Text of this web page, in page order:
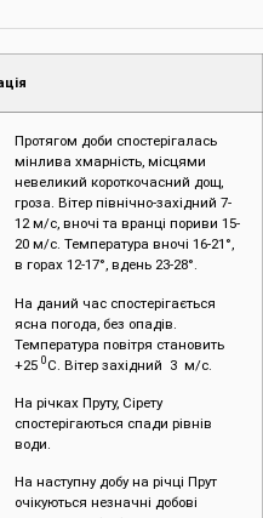
Протягом доби спостерігалась
мінлива хмарність, місцями
невеликий короткочасний дощ,
гроза. Вітер північно-західний 7-
12 м/с, вночі та вранці пориви 15-
20 м/с. Температура вночі 16-21°,
в горах 12-17°, вдень 23-28°.
На даний час спостерігається
ясна погода, без опадів.
Температура повітря становить
+25 0 С. Вітер західний 3 м/с.
На річках Пруту, Сірету
спостерігаються спади рівнів
води.
На наступну добу на річці Прут
очікуються незначні добові